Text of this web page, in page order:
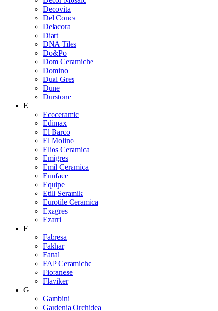
Decovita
Del Conca
Delacora
Diart
DNA Tiles
Do&Po
Dom Ceramiche
Domino
Dual Gres
Dune
Durstone
E
Ecoceramic
Edimax
El Barco
El Molino
Elios Ceramica
Emigres
Emil Ceramica
Ennface
Equipe
Etili Seramik
Eurotile Ceramica
Exagres
Ezarri
F
Fabresa
Fakhar
Fanal
FAP Ceramiche
Fioranese
Flaviker
G
Gambini
Gardenia Orchidea